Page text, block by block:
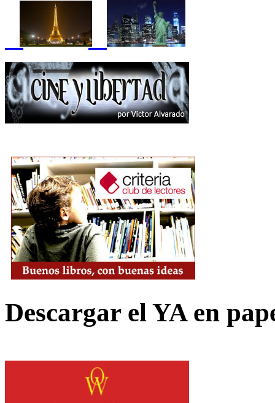
Descargar el YA en